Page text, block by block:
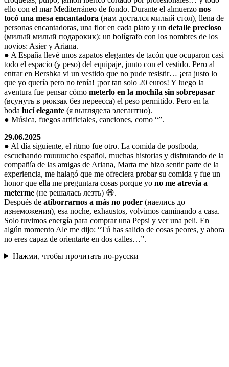
ello con el mar Mediterráneo de fondo. Durante el almuerzo nos
tocó una mesa encantadora (нам достался милый стол), llena de
personas encantadoras, una flor en cada plato y un detalle precioso
(милый милый подарокик): un bolígrafo con los nombres de los
novios: Asier y Ariana.
● A España llevé unos zapatos elegantes de tacón que ocuparon casi
todo el espacio (y peso) del equipaje, junto con el vestido. Pero al
entrar en Bershka vi un vestido que no pude resistir… ¡era justo lo
que yo quería pero no tenía! ¡por tan solo 20 euros! Y luego la
aventura fue pensar cómo meterlo en la mochila sin sobrepasar
(всунуть в рюкзак без переесса) el peso permitido. Pero en la
boda lucí elegante (я выглядела элегантно).
● Música, fuegos artificiales, canciones, como “”.
29.06.2025
● Al día siguiente, el ritmo fue otro. La comida de postboda,
escuchando muuuucho español, muchas historias y disfrutando de la
compañía de las amigas de Ariana, Marta me hizo sentir parte de la
experiencia, me halagó que me ofreciera probar su comida y fue un
honor que ella me preguntara cosas porque yo no me atrevía a
meterme (не решалась лезть) 😄.
Después de atiborrarnos a más no poder (наелись до
изнеможения), esa noche, exhaustos, volvimos caminando a casa.
Solo tuvimos energía para comprar una Pepsi y ver una peli. En
algún momento Ale me dijo: “Tú has salido de cosas peores, y ahora
no eres capaz de orientarte en dos calles…”.
Нажми, чтобы прочитать по-русски